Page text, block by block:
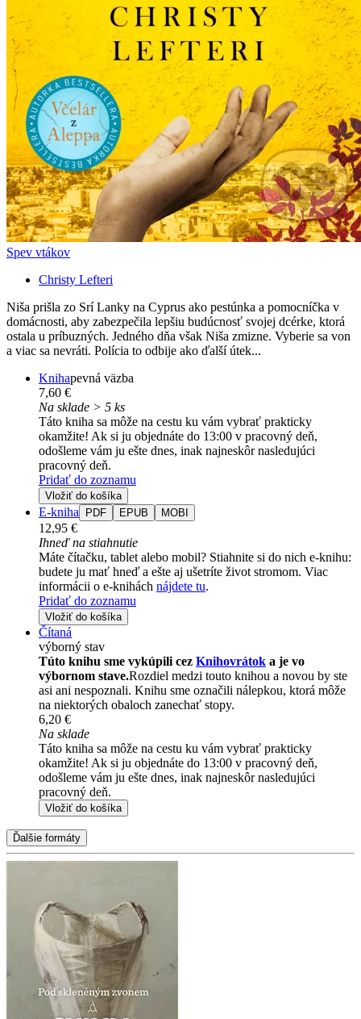
Spev vtákov
Christy Lefteri
Niša prišla zo Srí Lanky na Cyprus ako pestúnka a pomocníčka v
domácnosti, aby zabezpečila lepšiu budúcnosť svojej dcérke, ktorá
ostala u príbuzných. Jedného dňa však Niša zmizne. Vyberie sa von
a viac sa nevráti. Polícia to odbije ako ďalší útek...
Knihapevná väzba
7,60 €
Na sklade > 5 ks
Táto kniha sa môže na cestu ku vám vybrať prakticky
okamžite! Ak si ju objednáte do 13:00 v pracovný deň,
odošleme vám ju ešte dnes, inak najneskôr nasledujúci
pracovný deň.
Pridať do zoznamu
Vložiť do košíka
E-kniha PDF EPUB MOBI
12,95 €
Ihneď na stiahnutie
Máte čítačku, tablet alebo mobil? Stiahnite si do nich e-knihu:
budete ju mať hneď a ešte aj ušetríte život stromom. Viac
informácii o e-knihách nájdete tu.
Pridať do zoznamu
Vložiť do košíka
Čítaná
výborný stav
Túto knihu sme vykúpili cez Knihovrátok a je vo
výbornom stave.Rozdiel medzi touto knihou a novou by ste
asi ani nespoznali. Knihu sme označili nálepkou, ktorá môže
na niektorých obaloch zanechať stopy.
6,20 €
Na sklade
Táto kniha sa môže na cestu ku vám vybrať prakticky
okamžite! Ak si ju objednáte do 13:00 v pracovný deň,
odošleme vám ju ešte dnes, inak najneskôr nasledujúci
pracovný deň.
Vložiť do košíka
Ďalšie formáty